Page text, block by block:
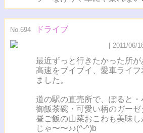
No.694 ドライブ
[ 2011/06/
最近ずっと行きたかった所
高速をブイブイ、愛車ライ
ました。
道の駅の直売所で、ぽると
御飯茶碗・可愛い柄のガー
昼ご飯の山菜おこわも美味
じゃ〜〜♪♪(^-^)b